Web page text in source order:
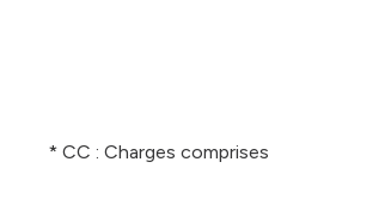
* CC : Charges comprises